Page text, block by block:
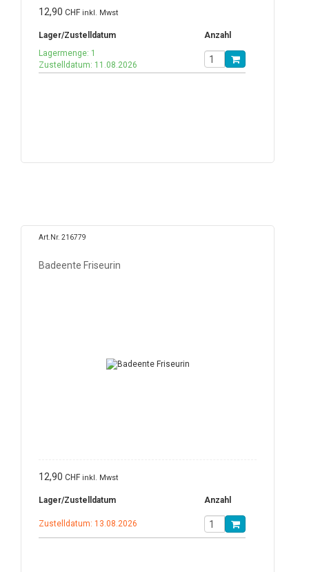
12,90 CHF inkl. Mwst
Lager/Zustelldatum
Anzahl
Lagermenge: 1
Zustelldatum: 11.08.2026
Art.Nr. 216779
Badeente Friseurin
12,90 CHF inkl. Mwst
Lager/Zustelldatum Anzahl
Zustelldatum: 13.08.2026